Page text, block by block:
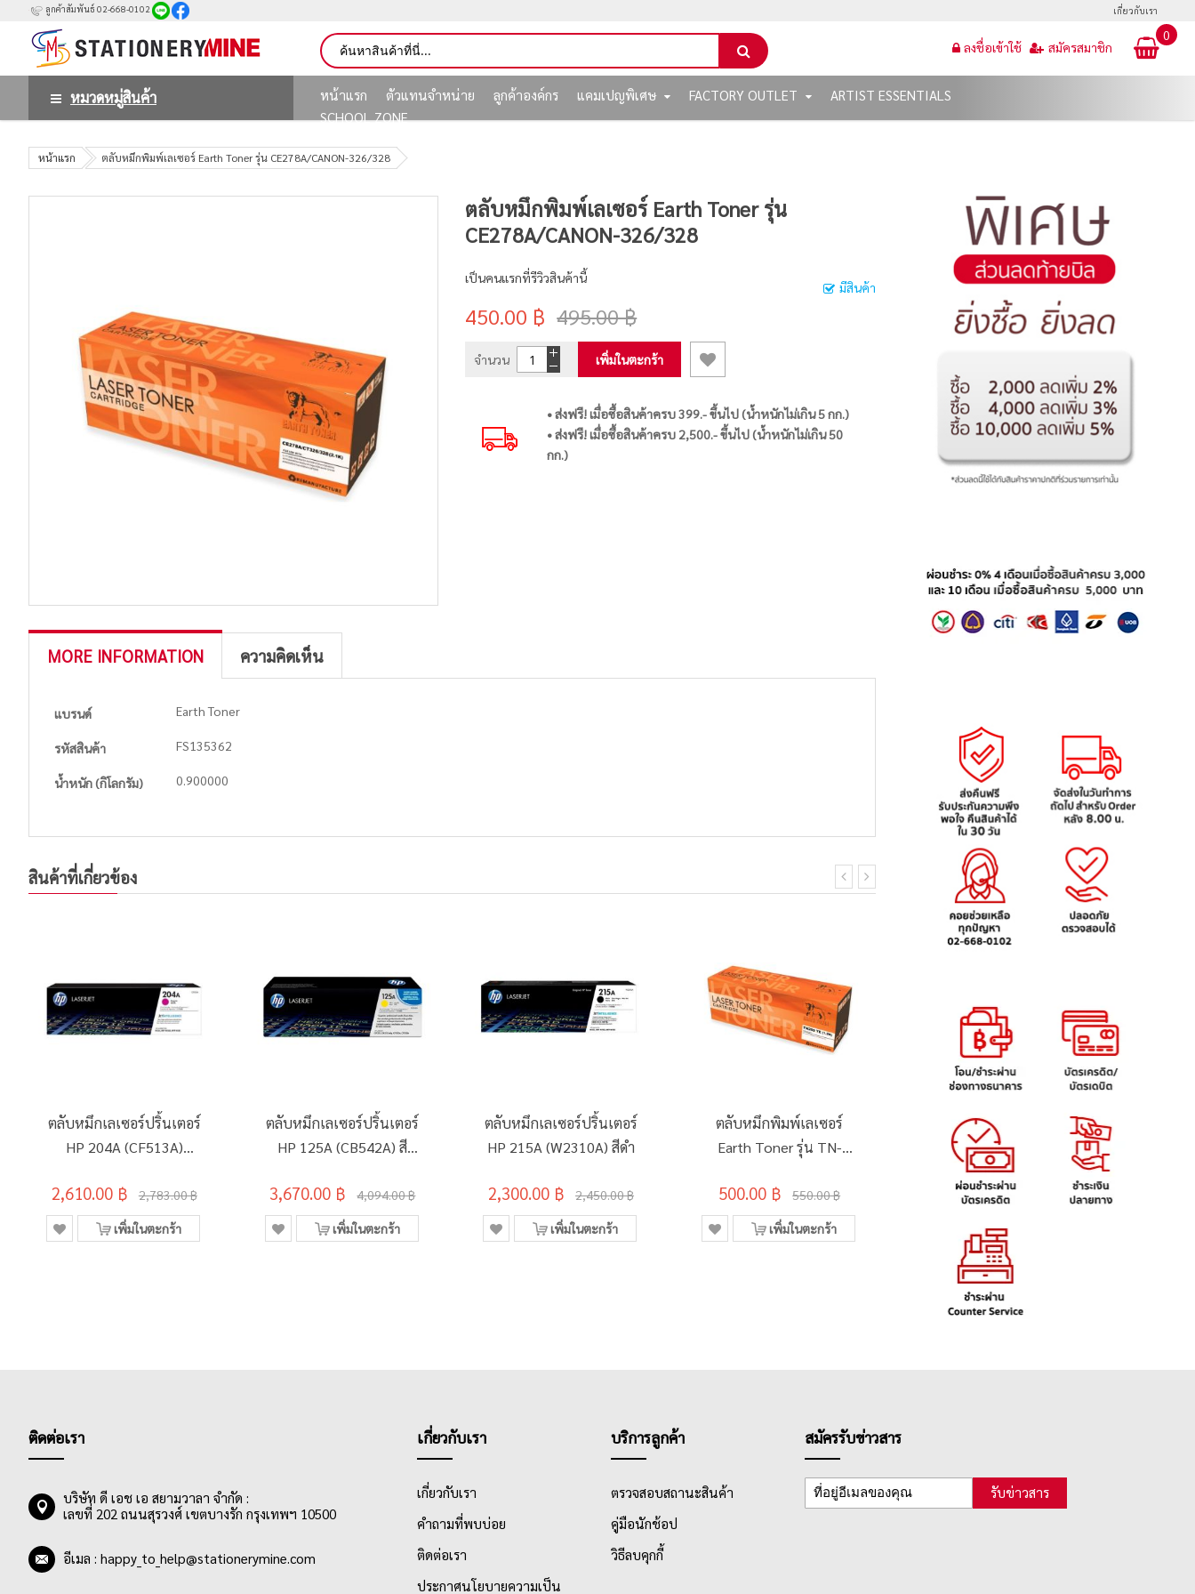
ลูกค้าสัมพันธ์ 02-668-0102 เกี่ยวกับเรา
0
ลงชื่อเข้าใช้ สมัครสมาชิก
หมวดหมู่สินค้า หน้าแรก ตัวแทนจำหน่าย ลูกค้าองค์กร แคมเปญพิเศษ FACTORY OUTLET
ARTIST ESSENTIALS
SCHOOL ZONE
หน้าแรก ตลับหมึกพิมพ์เลเซอร์ Earth Toner รุ่น CE278A/CANON-326/328
ตลับหมึกพิมพ์เลเซอร์ Earth Toner รุ่น
CE278A/CANON-326/328
มีสินค้า
เป็นคนแรกที่รีวิวสินค้านี้
450.00 ฿ 495.00 ฿
จำนวน เพิ่มในตะกร้า
• ส่งฟรี! เมื่อซื้อสินค้าครบ 399.- ขึ้นไป (น้ำหนักไม่เกิน 5 กก.)
• ส่งฟรี! เมื่อซื้อสินค้าครบ 2,500.- ขึ้นไป (น้ำหนักไม่เกิน 50
กก.)
MORE INFORMATION ความคิดเห็น
แบรนด์ Earth Toner
รหัสสินค้า FS135362
น้ำหนัก (กิโลกรัม) 0.900000
สินค้าที่เกี่ยวข้อง
ตลับหมึกเลเซอร์ปริ้นเตอร์
HP 204A (CF513A)
2,610.00 ฿ 2,783.00 ฿
เพิ่มในตะกร้า
ตลับหมึกเลเซอร์ปริ้นเตอร์
HP 125A (CB542A) สี
3,670.00 ฿ 4,094.00 ฿
เพิ่มในตะกร้า
ตลับหมึกเลเซอร์ปริ้นเตอร์
HP 215A (W2310A) สีดำ
2,300.00 ฿ 2,450.00 ฿
เพิ่มในตะกร้า
ตลับหมึกพิมพ์เลเซอร์
Earth Toner รุ่น TN-
500.00 ฿ 550.00 ฿
เพิ่มในตะกร้า
ตลับหมึกเลเซอร์ปริ้นเตอร์
HP 206A (W2111A) สีฟ้า
3,440.00 ฿ 3,669.00 ฿
เพิ่มในตะกร้า
ติดต่อเรา
บริษัท ดี เอช เอ สยามวาลา จำกัด :
เลขที่ 202 ถนนสุรวงศ์ เขตบางรัก กรุงเทพฯ 10500
อีเมล : happy_to_help@stationerymine.com
เกี่ยวกับเรา
เกี่ยวกับเรา
คำถามที่พบบ่อย
ติดต่อเรา
ประกาศนโยบายความเป็น
บริการลูกค้า
ตรวจสอบสถานะสินค้า
คู่มือนักช้อป
วิธีลบคุกกี้
สมัครรับข่าวสาร
รับข่าวสาร